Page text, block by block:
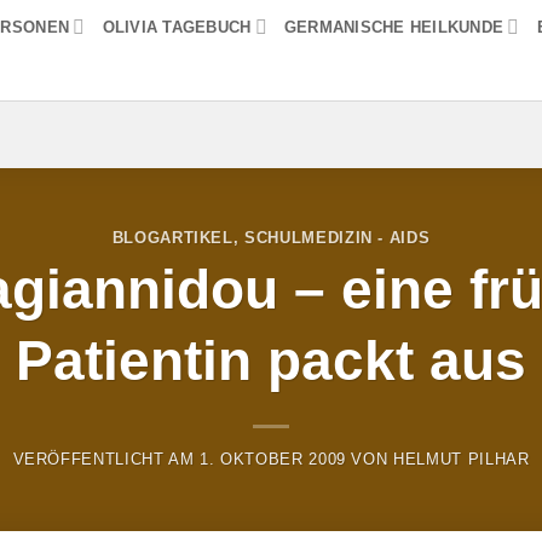
OLIVIA TAGEBUCH GERMANISCHE HEILKUNDE
BLOGARTIKEL,SCHULMEDIZIN - AIDS
– eine
Patientin packt aus
VERÖFFENTLICHT AM 1. OKTOBER 2009 VON HELMUT PILHAR